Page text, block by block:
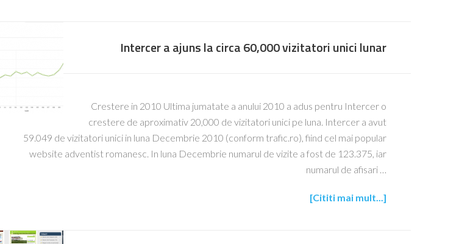
Intercer a ajuns la circa 60,000 vizitatori unici lunar
Crestere in 2010 Ultima jumatate a anului 2010 a adus pentru Intercer o
crestere de aproximativ 20,000 de vizitatori unici pe luna. Intercer a avut
59.049 de vizitatori unici in luna Decembrie 2010 (conform trafic.ro), fiind cel mai popular
website adventist romanesc. In luna Decembrie numarul de vizite a fost de 123.375, iar
numarul de afisari …
[Cititi mai mult...]